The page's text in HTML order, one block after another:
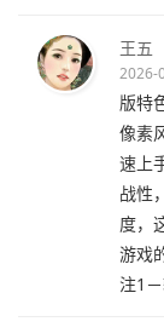
王五
2026-
版特
像素
速上
战性
度，
游戏
注1